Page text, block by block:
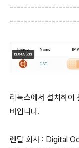
리눅스에서 설치하여
버입니다.
렌탈 회사 : Digital